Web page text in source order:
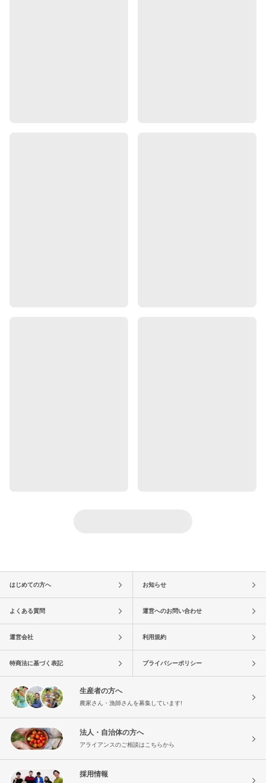
はじめての方へ お知らせ
よくある質問 運営へのお問い合わせ
運営会社 利用規約
特商法に基づく表記 プライバシーポリシー
生産者の方へ
農家さん・漁師さんを募集しています!
法人・自治体の方へ
アライアンスのご相談はこちらから
採用情報